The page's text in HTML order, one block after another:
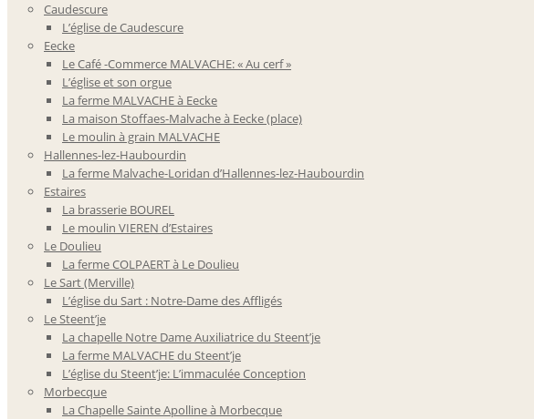
Caudescure
L’église de Caudescure
Eecke
Le Café -Commerce MALVACHE: « Au cerf »
L’église et son orgue
La ferme MALVACHE à Eecke
La maison Stoffaes-Malvache à Eecke (place)
Le moulin à grain MALVACHE
Hallennes-lez-Haubourdin
La ferme Malvache-Loridan d’Hallennes-lez-Haubourdin
Estaires
La brasserie BOUREL
Le moulin VIEREN d’Estaires
Le Doulieu
La ferme COLPAERT à Le Doulieu
Le Sart (Merville)
L’église du Sart : Notre-Dame des Affligés
Le Steent’je
La chapelle Notre Dame Auxiliatrice du Steent’je
La ferme MALVACHE du Steent’je
L’église du Steent’je: L’immaculée Conception
Morbecque
La Chapelle Sainte Apolline à Morbecque